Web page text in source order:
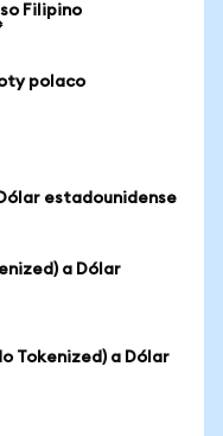
Filipino
polaco
estadounidense
a Dólar
Tokenized) a Dólar